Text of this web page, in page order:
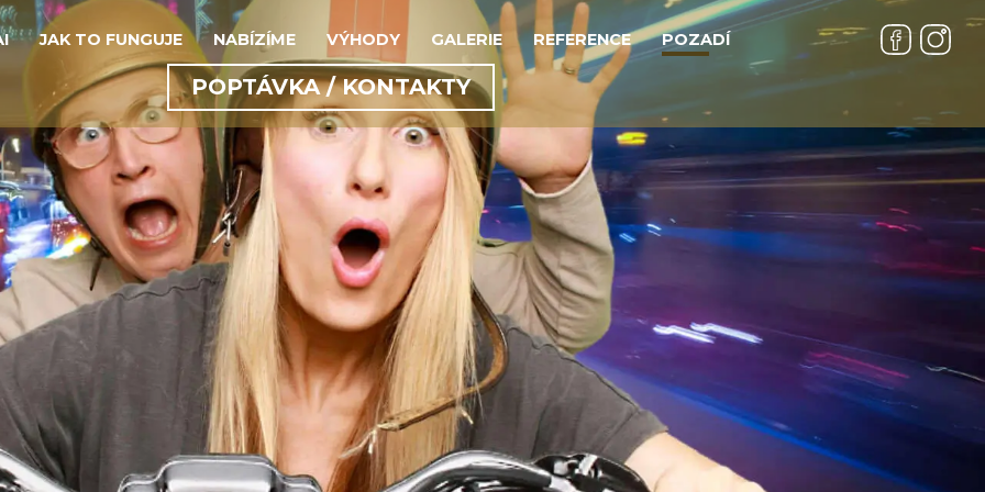
JAK TO FUNGUJE NABÍZÍME VÝHODY GALERIE REFERENCE POZADÍ
POPTÁVKA / KONTAKTY